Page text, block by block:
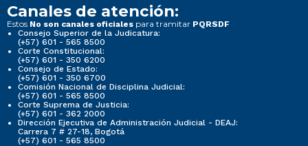
Canales de atención:
Estos No son canales oficiales para tramitar PQRSDF
Consejo Superior de la Judicatura:
(+57) 601 - 565 8500
Corte Constitucional:
(+57) 601 - 350 6200
Consejo de Estado:
(+57) 601 - 350 6700
Comisión Nacional de Disciplina Judicial:
(+57) 601 - 565 8500
Corte Suprema de Justicia:
(+57) 601 - 362 2000
Dirección Ejecutiva de Administración Judicial - DEAJ:
Carrera 7 # 27-18, Bogotá
(+57) 601 - 565 8500